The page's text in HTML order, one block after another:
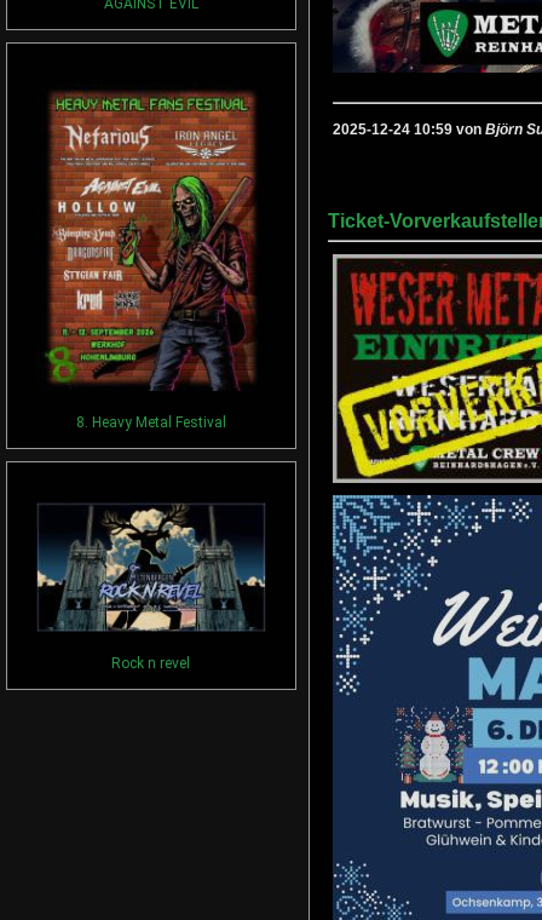
AGAINST EVIL
8. Heavy Metal Festival
Rock n revel
2025-12-24 10:59 von Björn
Ticket-